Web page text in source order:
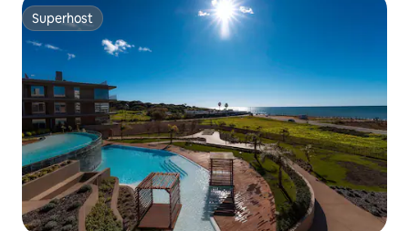
Superhost
Superhost